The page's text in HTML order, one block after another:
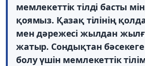
мемлекеттік тілді басты
қоямыз. Қазақ тілінің
мен дәрежесі жылдан
жатыр. Сондықтан бәсекеге
болу үшін мемлекеттік